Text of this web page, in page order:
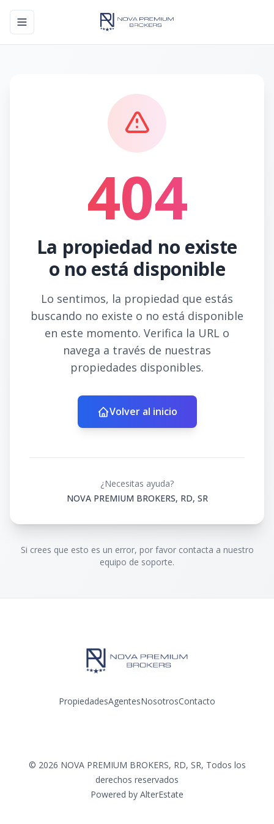
Toggle navigation menu
404
La propiedad no existe
o no está disponible
Lo sentimos, la propiedad que estás
buscando no existe o no está disponible
en este momento. Verifica la URL o
navega a través de nuestras
propiedades disponibles.
Volver al inicio
¿Necesitas ayuda?
NOVA PREMIUM BROKERS, RD, SR
Si crees que esto es un error, por favor contacta a nuestro
equipo de soporte.
PropiedadesAgentesNosotrosContacto
© 2026 NOVA PREMIUM BROKERS, RD, SR, Todos los
derechos reservados
Powered by AlterEstate